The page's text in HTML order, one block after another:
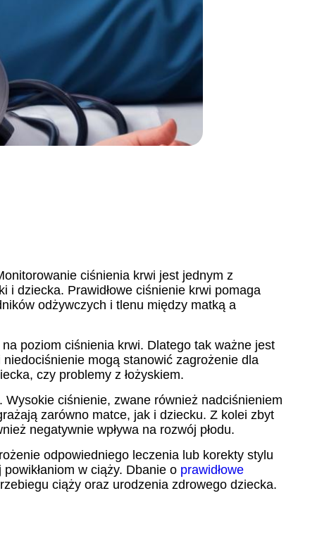
ciśnienia krwi jest jednym z
i dziecka. Prawidłowe ciśnienie krwi pomaga
odżywczych i tlenu między matką a
poziom ciśnienia krwi. Dlatego tak ważne jest
mogą stanowić zagrożenie dla
czy problemy z łożyskiem.
ciśnienie, zwane również nadciśnieniem
zarówno matce, jak i dziecku. Z kolei zbyt
negatywnie wpływa na rozwój płodu.
odpowiedniego leczenia lub korekty stylu
w ciąży. Dbanie o prawidłowe
ciąży oraz urodzenia zdrowego dziecka.